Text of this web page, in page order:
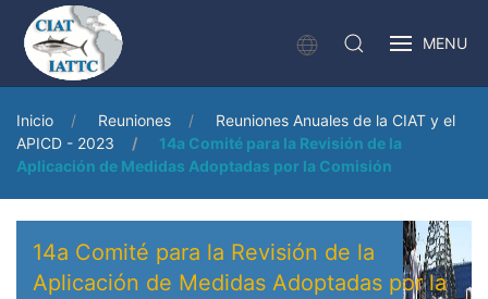
MENU
Inicio Reuniones
Reuniones Anuales de la CIAT y el
APICD - 2023
14a Comité para la Revisión de la
Aplicación de Medidas Adoptadas por la Comisión
14a Comité para la Revisión de la
Aplicación de Medidas Adoptadas por la